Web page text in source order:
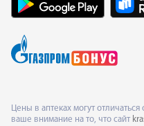
Цены в аптеках могут
ваше внимание на то, что сайт